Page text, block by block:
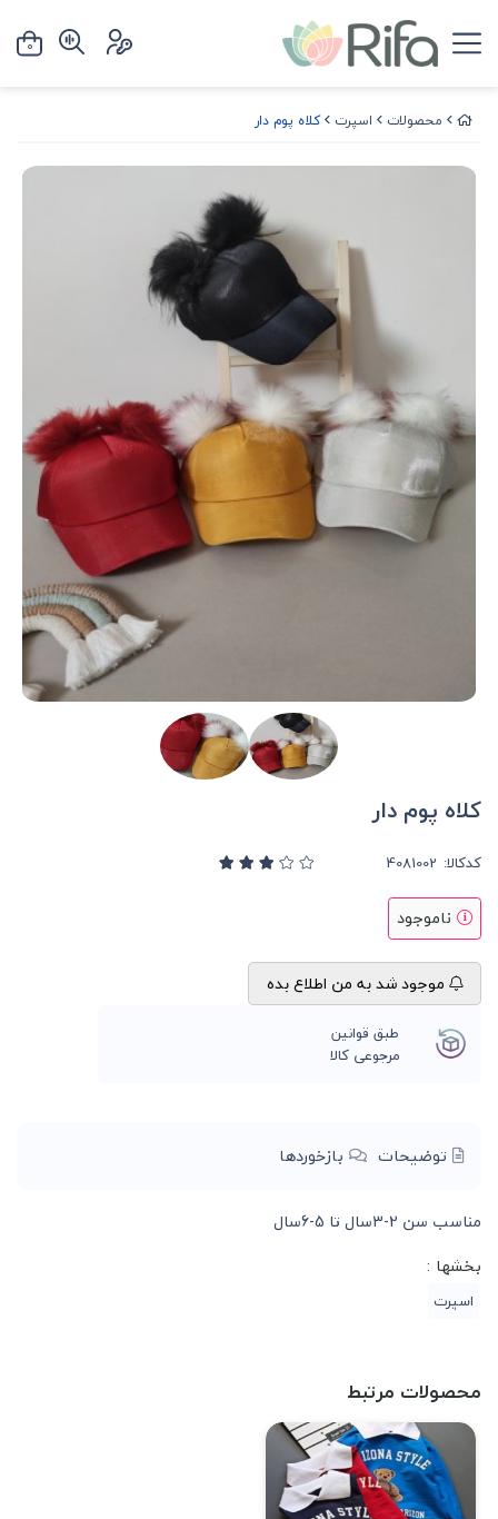
محصولات اسپرت کلاه پوم دار
کلاه پوم دار
کدکالا:
ناموجود
موجود شد به من اطلاع بده
طبق قوانین
مرجوعی کالا
توضیحات بازخوردها
مناسب سن 2-3سال تا 5-6سال
بخشها :
اسپرت
محصولات مرتبط
0